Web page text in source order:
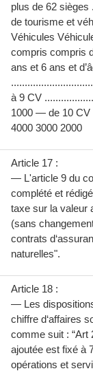
plus de 62 sièges
de tourisme et
Véhicules
compris compris
ans et 6 ans et
à 9 CV
1000 — de 10 CV
4000 3000 2000
Article 17 :
— L'article 9 du
complété et
taxe sur la valeur
(sans
contrats
naturelles".
Article 18 :
— Les
chiffre d‘affaires
comme suit :
ajoutée est fixé à
opérations et